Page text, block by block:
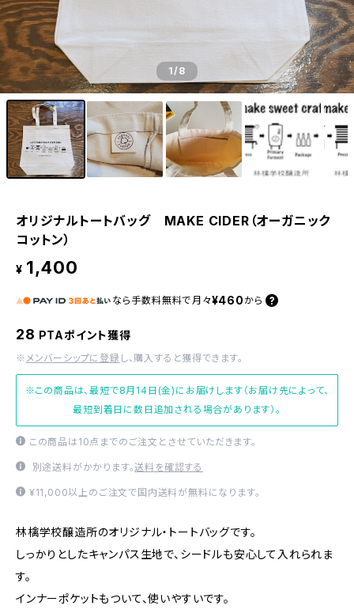
1/8
オリジナルトートバッグ MAKE CIDER（オーガニック
コットン）
¥ 1,400
なら 手数料無料で 月々¥460 から
28 PTAポイント獲得
※ メンバーシップに登録 し、購入すると獲得できます。
※この商品は、最短で8月14日(金)にお届けします（お届け先によって、
最短到着日に数日追加される場合があります）。
この商品は10点までのご注文とさせていただきます。
別途送料がかかります。送料を確認する
¥11,000以上のご注文で国内送料が無料になります。
林檎学校醸造所のオリジナル・トートバッグです。
しっかりとしたキャンパス生地で、シードルも安心して入れられま
す。
インナーポケットもついて、使いやすいです。